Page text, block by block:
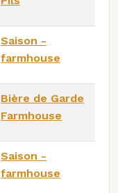
Saison -
farmhouse
Bière de Garde
Farmhouse
Saison -
farmhouse